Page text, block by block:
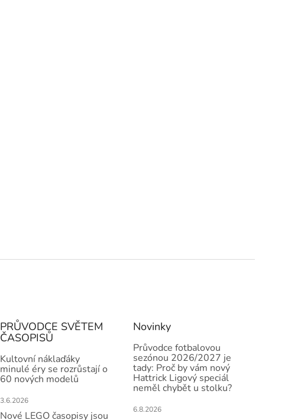
PRŮVODCE SVĚTEM
ČASOPISŮ
Kultovní náklaďáky
minulé éry se rozrůstají o
60 nových modelů
3.6.2026
Nové LEGO časopisy jsou
Novinky
Průvodce fotbalovou
sezónou 2026/2027 je
tady: Proč by vám nový
Hattrick Ligový speciál
neměl chybět u stolku?
6.8.2026